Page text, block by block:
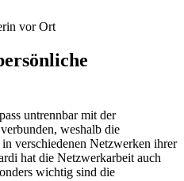
vor Ort
untrennbar mit der
weshalb die
verschiedenen Netzwerken ihrer
hat die Netzwerkarbeit auch
wichtig sind die